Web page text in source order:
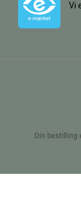
Vi
Din bestilling